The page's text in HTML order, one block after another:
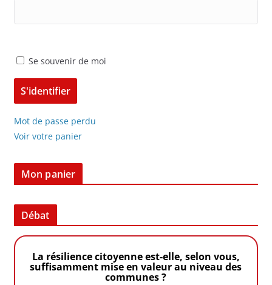
Se souvenir de moi
Mot de passe perdu
Voir votre panier
Mon panier
Débat
La résilience citoyenne est-elle, selon vous,
suffisamment mise en valeur au niveau des
communes ?